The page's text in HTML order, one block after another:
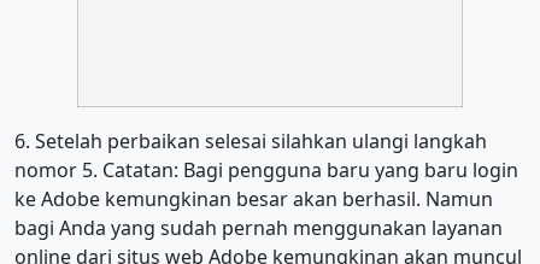
6. Setelah perbaikan selesai silahkan ulangi langkah
nomor 5. Catatan: Bagi pengguna baru yang baru login
ke Adobe kemungkinan besar akan berhasil. Namun
bagi Anda yang sudah pernah menggunakan layanan
online dari situs web Adobe kemungkinan akan muncul